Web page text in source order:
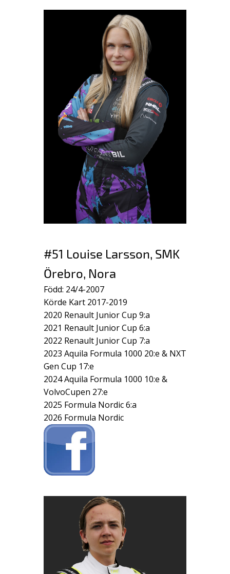
#51 Louise Larsson, SMK
Örebro, Nora
Född: 24/4-2007
Körde Kart 2017-2019
2020 Renault Junior Cup 9:a
2021 Renault Junior Cup 6:a
2022 Renault Junior Cup 7:a
2023 Aquila Formula 1000 20:e & NXT
Gen Cup 17:e
2024 Aquila Formula 1000 10:e &
VolvoCupen 27:e
2025 Formula Nordic 6:a
2026 Formula Nordic